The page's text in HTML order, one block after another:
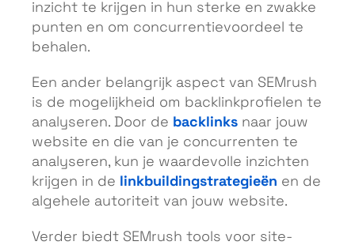
inzicht te krijgen in hun sterke en zwakke
punten en om concurrentievoordeel te
behalen.
Een ander belangrijk aspect van SEMrush
is de mogelijkheid om backlinkprofielen te
analyseren. Door de backlinks naar jouw
website en die van je concurrenten te
analyseren, kun je waardevolle inzichten
krijgen in de linkbuildingstrategieën en de
algehele autoriteit van jouw website.
Verder biedt SEMrush tools voor site-